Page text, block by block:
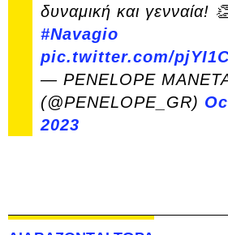
δυναμική και γενναία!
#Navagio
pic.twitter.com/
— PENELOPE
(@PENELOPE_GR)
2023